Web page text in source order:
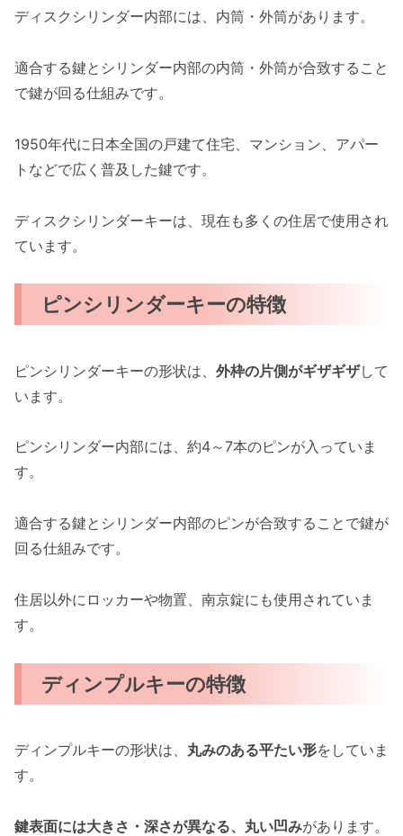
ディスクシリンダー内部には、内筒・外筒があります。
適合する鍵とシリンダー内部の内筒・外筒が合致すること
で鍵が回る仕組みです。
1950年代に日本全国の戸建て住宅、マンション、アパー
トなどで広く普及した鍵です。
ディスクシリンダーキーは、現在も多くの住居で使用され
ています。
ピンシリンダーキーの特徴
ピンシリンダーキーの形状は、 外枠の片側がギザギザして
います。
ピンシリンダー内部には、約4～7本のピンが入っていま
す。
適合する鍵とシリンダー内部のピンが合致することで鍵が
回る仕組みです。
住居以外にロッカーや物置、南京錠にも使用されていま
す。
ディンプルキーの特徴
ディンプルキーの形状は、 丸みのある平たい形をしていま
す。
鍵表面には大きさ・深さが異なる、丸い凹みがあります。